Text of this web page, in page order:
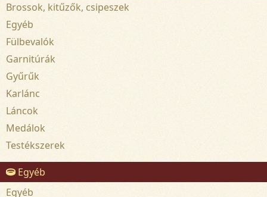
Brossok, kitűzők, csipeszek
Egyéb
Fülbevalók
Garnitúrák
Gyűrűk
Karlánc
Láncok
Medálok
Testékszerek
Egyéb
Egyéb